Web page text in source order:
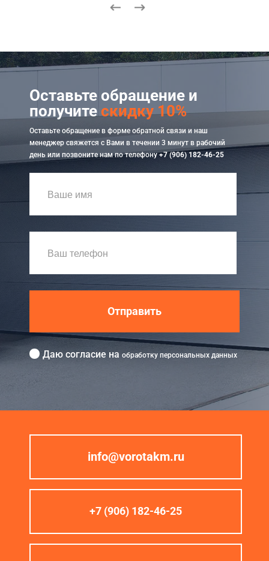
Оставьте обращение и
получитескидку 10%
Оставьте обращение в форме обратной связи и наш
менеджер свяжется с Вами в течении 3 минут в рабочий
день или позвоните нам по телефону+7 (906) 182-46-25
Отправить
Даю согласие на обработку персональных данных
info@vorotakm.ru
+7 (906) 182-46-25